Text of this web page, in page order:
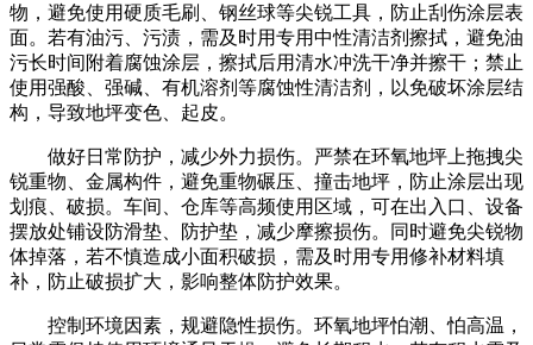
物，避免使用硬质毛刷、钢丝球等尖锐工具，防止刮伤涂层表
面。若有油污、污渍，需及时用专用中性清洁剂擦拭，避免油
污长时间附着腐蚀涂层，擦拭后用清水冲洗干净并擦干；禁止
使用强酸、强碱、有机溶剂等腐蚀性清洁剂，以免破坏涂层结
构，导致地坪变色、起皮。
做好日常防护，减少外力损伤。严禁在环氧地坪上拖拽尖
锐重物、金属构件，避免重物碾压、撞击地坪，防止涂层出现
划痕、破损。车间、仓库等高频使用区域，可在出入口、设备
摆放处铺设防滑垫、防护垫，减少摩擦损伤。同时避免尖锐物
体掉落，若不慎造成小面积破损，需及时用专用修补材料填
补，防止破损扩大，影响整体防护效果。
控制环境因素，规避隐性损伤。环氧地坪怕潮、怕高温，